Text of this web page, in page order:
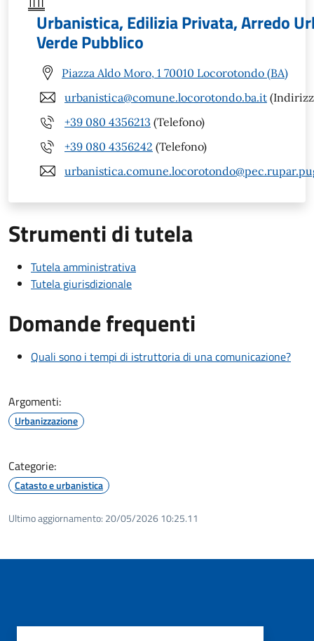
Urbanistica, Edilizia Privata, Arredo
Verde Pubblico
Piazza Aldo Moro, 1 70010 Locorotondo (BA)
urbanistica@comune.locorotondo.ba.it
+39 080 4356213 (Telefono)
+39 080 4356242 (Telefono)
Strumenti di tutela
Tutela amministrativa
Tutela giurisdizionale
Domande frequenti
Quali sono i tempi di istruttoria di una comunicazione?
Argomenti:
Urbanizzazione
Categorie:
Catasto e urbanistica
Ultimo aggiornamento: 20/05/2026 10:25.11